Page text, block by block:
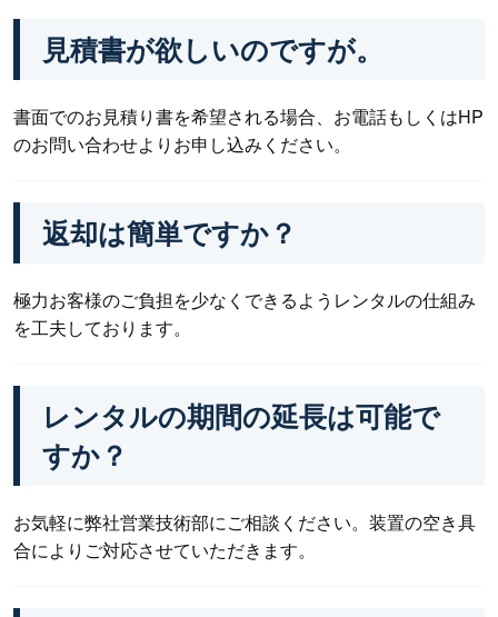
見積書が欲しいのですが。
書面でのお見積り書を希望される場合、お電話もしくはHP
のお問い合わせよりお申し込みください。
返却は簡単ですか？
極力お客様のご負担を少なくできるようレンタルの仕組み
を工夫しております。
レンタルの期間の延長は可能で
すか？
お気軽に弊社営業技術部にご相談ください。装置の空き具
合によりご対応させていただきます。